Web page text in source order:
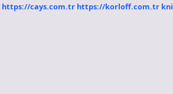
https://cays.com.tr https://korloff.com.tr